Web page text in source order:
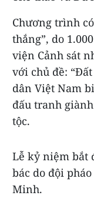
Chương trình
thắng”, do
viện Cảnh sát
với chủ đề:
dân Việt Nam
đấu tranh
tộc.
Lễ kỷ niệm bắt
bác do đội
Minh.